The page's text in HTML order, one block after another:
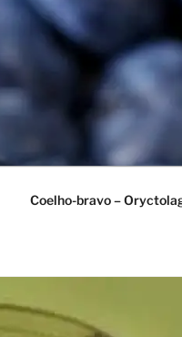
Coelho-bravo –